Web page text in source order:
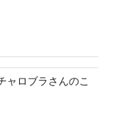
ャロブラさんのこ